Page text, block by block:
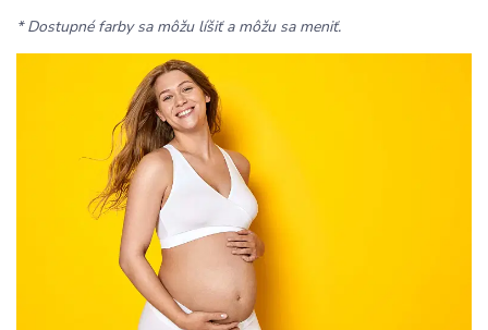
*Dostupné farby sa môžu líšiť a môžu sa meniť.